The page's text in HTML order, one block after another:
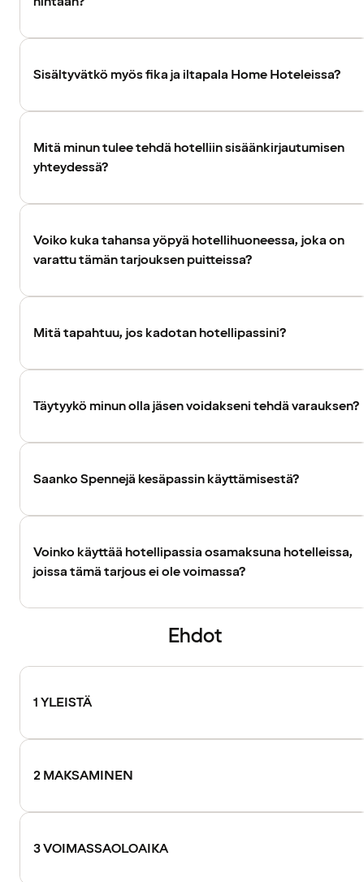
Sisältyvätkö myös fika ja iltapala Home Hoteleissa?
Mitä minun tulee tehdä hotelliin sisäänkirjautumisen
yhteydessä?
Voiko kuka tahansa yöpyä hotellihuoneessa, joka on
varattu tämän tarjouksen puitteissa?
Mitä tapahtuu, jos kadotan hotellipassini?
Täytyykö minun olla jäsen voidakseni tehdä varauksen?
Saanko Spennejä kesäpassin käyttämisestä?
Voinko käyttää hotellipassia osamaksuna hotelleissa,
joissa tämä tarjous ei ole voimassa?
Ehdot
1 YLEISTÄ
2 MAKSAMINEN
3 VOIMASSAOLOAIKA